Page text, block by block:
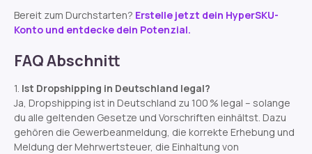
Bereit zum Durchstarten? Erstelle jetzt dein HyperSKU-
Konto und entdecke dein Potenzial.
FAQ Abschnitt
Ist Dropshipping in Deutschland legal?
Ja, Dropshipping ist in Deutschland zu 100 % legal – solange
du alle geltenden Gesetze und Vorschriften einhältst. Dazu
gehören die Gewerbeanmeldung, die korrekte Erhebung und
Meldung der Mehrwertsteuer, die Einhaltung von